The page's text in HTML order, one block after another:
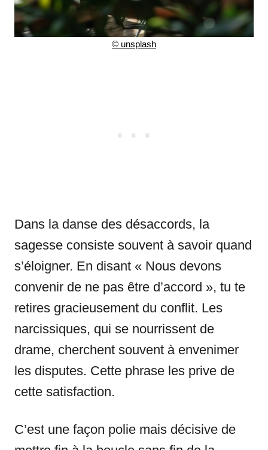
© unsplash
Dans la danse des désaccords, la
sagesse consiste souvent à savoir quand
s’éloigner. En disant « Nous devons
convenir de ne pas être d’accord », tu te
retires gracieusement du conflit. Les
narcissiques, qui se nourrissent de
drame, cherchent souvent à envenimer
les disputes. Cette phrase les prive de
cette satisfaction.
C’est une façon polie mais décisive de